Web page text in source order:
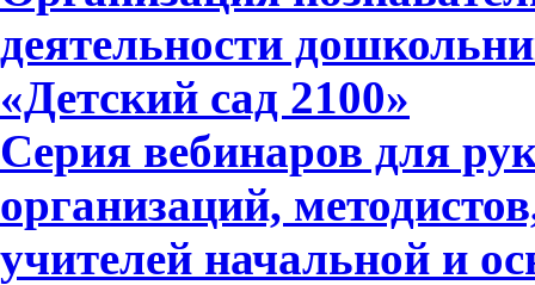
деятельности
«Детский сад 2100»
Серия вебинаров для
организаций,
учителей начальной и